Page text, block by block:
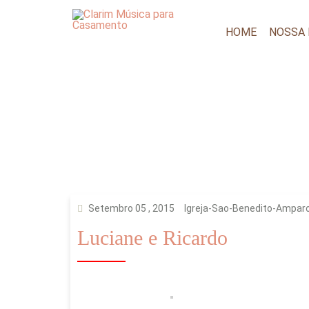
HOME NOSSA
Setembro 05 , 2015 Igreja-Sao-Benedito-
Luciane e Ricardo